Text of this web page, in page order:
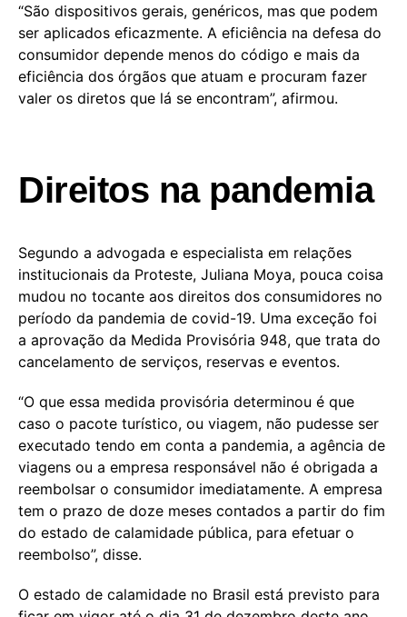
“São dispositivos gerais, genéricos, mas que podem
ser aplicados eficazmente. A eficiência na defesa do
consumidor depende menos do código e mais da
eficiência dos órgãos que atuam e procuram fazer
valer os diretos que lá se encontram”, afirmou.
Direitos na pandemia
Segundo a advogada e especialista em relações
institucionais da Proteste, Juliana Moya, pouca coisa
mudou no tocante aos direitos dos consumidores no
período da pandemia de covid-19. Uma exceção foi
a aprovação da Medida Provisória 948, que trata do
cancelamento de serviços, reservas e eventos.
“O que essa medida provisória determinou é que
caso o pacote turístico, ou viagem, não pudesse ser
executado tendo em conta a pandemia, a agência de
viagens ou a empresa responsável não é obrigada a
reembolsar o consumidor imediatamente. A empresa
tem o prazo de doze meses contados a partir do fim
do estado de calamidade pública, para efetuar o
reembolso”, disse.
O estado de calamidade no Brasil está previsto para